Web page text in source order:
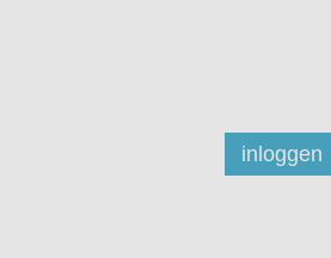
inloggen